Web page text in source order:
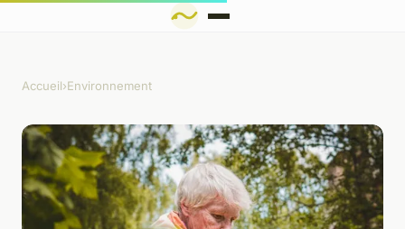
Accueil›Environnement